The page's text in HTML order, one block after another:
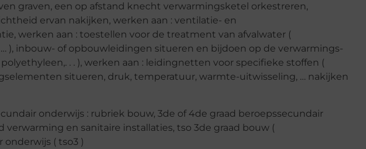
graven, een op afstand knecht verwarmingsketel orkestreren,
ervan nakijken, werken aan : ventilatie- en
werken aan : toestellen voor de treatment van afvalwater (
), inbouw- of opbouwleidingen situeren en bijdoen op de verwarmings-
. . ), werken aan : leidingnetten voor specifieke stoffen (
situeren, druk, temperatuur, warmte-uitwisseling, … nakijken
onderwijs : rubriek bouw, 3de of 4de graad beroepssecundair
verwarming en sanitaire installaties, tso 3de graad bouw (
onderwijs ( tso3 )